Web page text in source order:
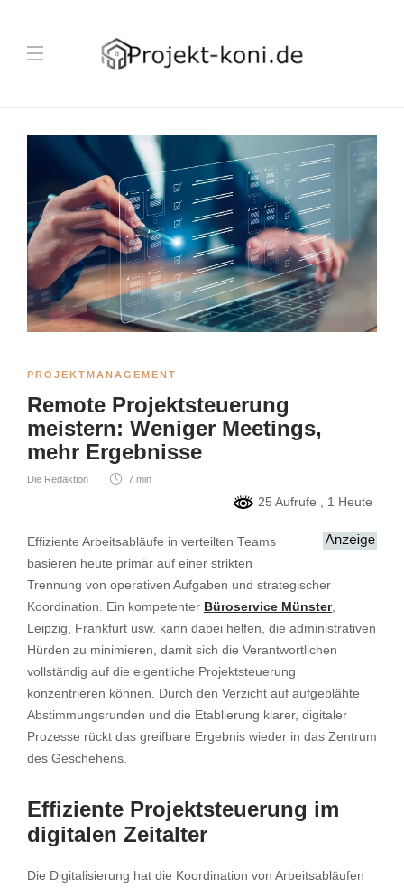
PROJEKTMANAGEMENT
Remote Projektsteuerung
meistern: Weniger Meetings,
mehr Ergebnisse
Die Redaktion 7 min
25 Aufrufe , 1 Heute
Effiziente Arbeitsabläufe in verteilten Teams
basieren heute primär auf einer strikten
Trennung von operativen Aufgaben und strategischer
Koordination. Ein kompetenter Büroservice Münster,
Leipzig, Frankfurt usw. kann dabei helfen, die administrativen
Hürden zu minimieren, damit sich die Verantwortlichen
vollständig auf die eigentliche Projektsteuerung
konzentrieren können. Durch den Verzicht auf aufgeblähte
Abstimmungsrunden und die Etablierung klarer, digitaler
Prozesse rückt das greifbare Ergebnis wieder in das Zentrum
des Geschehens.
Effiziente Projektsteuerung im
digitalen Zeitalter
Die Digitalisierung hat die Koordination von Arbeitsabläufen